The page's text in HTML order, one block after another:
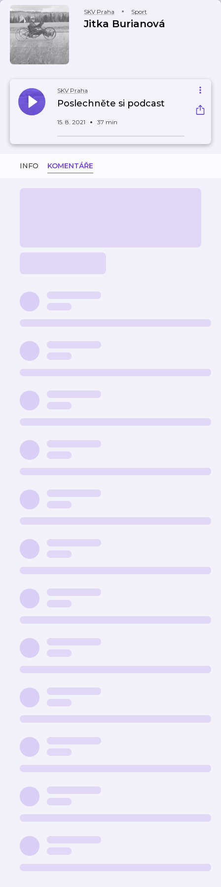
SKV Praha Sport
Jitka Burianová
SKV Praha
Poslechněte si podcast
15. 8. 2021 37 min
INFO KOMENTÁŘE